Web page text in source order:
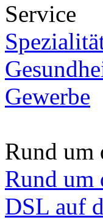
Service
Gewerbe
Rund um
Rund um
DSL auf